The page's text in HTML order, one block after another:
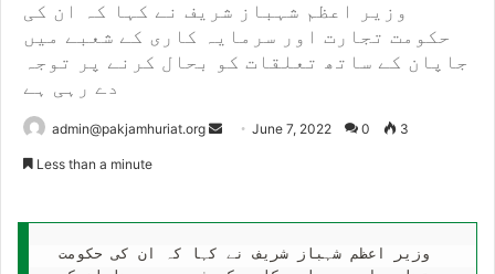
وزیر اعظم شہباز شریف نے کہا کہ ان کی
حکومت تجارت اور سرمایہ کاری کے شعبے میں
جاپان کے ساتھ تعلقات کو بحال کرنے پر توجہ
دے رہی ہے
admin@pakjamhuriat.org
Send June 7, 2022 0 3
Less than a minute